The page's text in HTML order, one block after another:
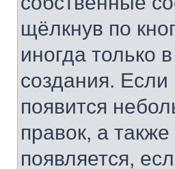
щёлкнув по
иногда только
создания.
появится
правок, а
появляется,